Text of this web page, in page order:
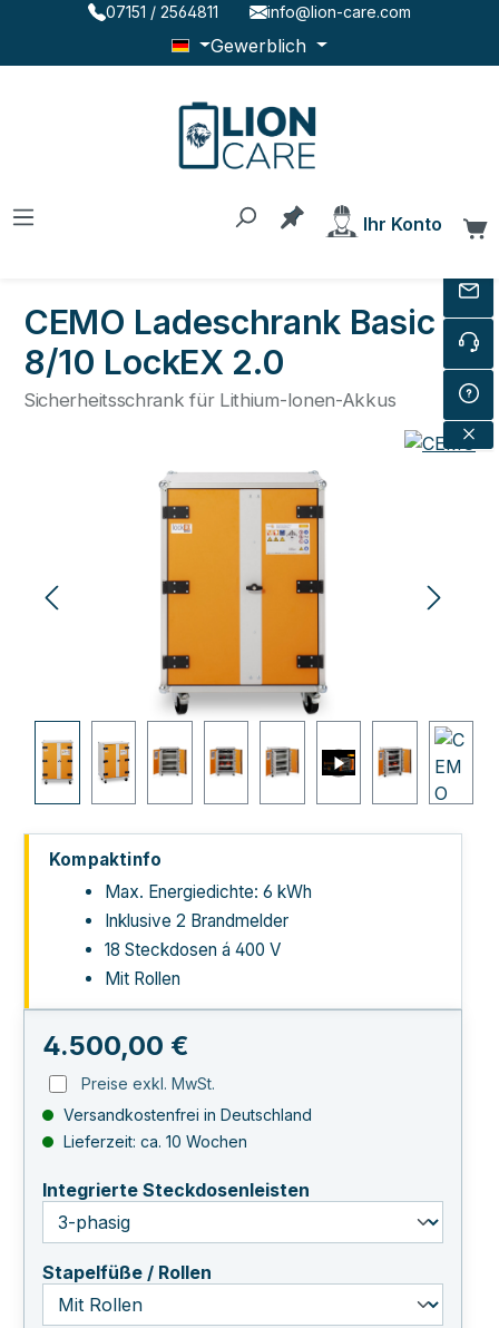
Zum Hauptinhalt springen
07151 / 2564811 info@lion-care.com
Gewerblich
Du hast 0 Produkte
Ihr Konto
CEMO Ladeschrank Basic
8/10 LockEX 2.0
Sicherheitsschrank für Lithium-Ionen-Akkus
Bildergalerie überspringen
Kompaktinfo
Max. Energiedichte: 6 kWh
Inklusive 2 Brandmelder
18 Steckdosen á 400 V
Mit Rollen
Regulärer Preis:
4.500,00 €
Preise exkl. MwSt.
Versandkostenfrei in Deutschland
Lieferzeit: ca. 10 Wochen
Integrierte Steckdosenleisten
Stapelfüße / Rollen